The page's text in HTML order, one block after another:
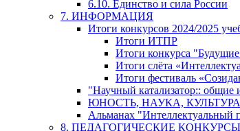
6.10. Единство и сила России
7. ИНФОРМАЦИЯ
Итоги конкурсов 2024/2025
Итоги ИТПР
Итоги конкурса
Итоги слёта
Итоги фестиваль
"Научный катализатор:: общие
ЮНОСТЬ, НАУКА, КУЛЬТУРА –
Альманах "Интеллектуальный
8. ПЕДАГОГИЧЕСКИЕ КОНКУРСЫ